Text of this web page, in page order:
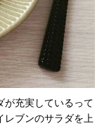
が充実しているって
レブンのサラダを上